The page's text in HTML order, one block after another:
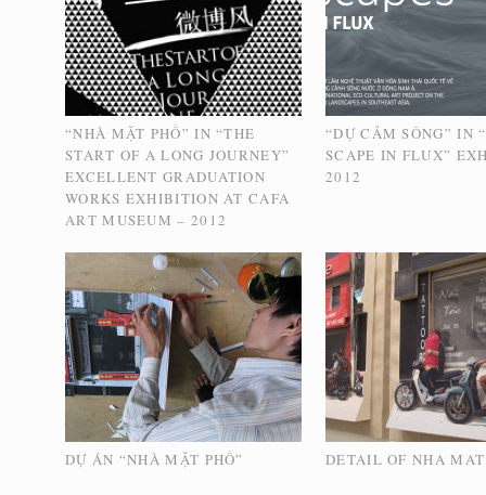
“NHÀ MẶT PHỐ” IN “THE
START OF A LONG JOURNEY”
EXCELLENT GRADUATION
WORKS EXHIBITION AT CAFA
ART MUSEUM – 2012
“DỰ CẢM SÔNG” IN
SCAPE IN FLUX”
2012
DỰ ÁN “NHÀ MẶT PHỐ” DETAIL OF NHA